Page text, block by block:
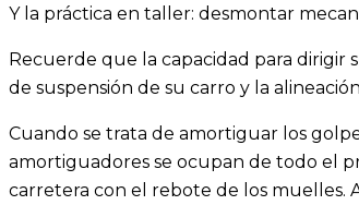
Y la práctica en taller: desmontar
Recuerde que la capacidad para
de suspensión de su carro y la
Cuando se trata de amortiguar los
amortiguadores se ocupan de todo el
carretera con el rebote de los muelles.